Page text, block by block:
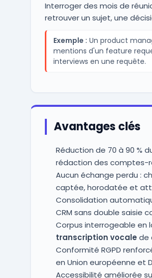
Interroger des mois de
retrouver un sujet, une
Exemple : Un product
mentions d'un feature
interviews en une requête.
Avantages clés
Réduction de 70 à 90 %
rédaction des comptes-
Aucun échange perdu :
captée, horodatée et
Consolidation
CRM sans double saisie
Corpus interrogeable en
transcription vocale de
Conformité RGPD
en Union européenne et
Accessibilité améliorée